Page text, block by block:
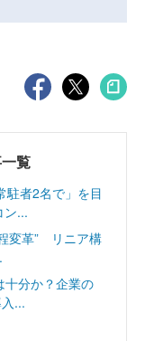
覧
駐者2名で」を目
ン...
変革” リニア構
十分か？企業の
...